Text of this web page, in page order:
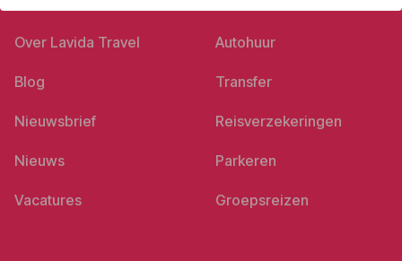
Over Lavida Travel
Blog
Nieuwsbrief
Nieuws
Vacatures
Autohuur
Transfer
Reisverzekeringen
Parkeren
Groepsreizen